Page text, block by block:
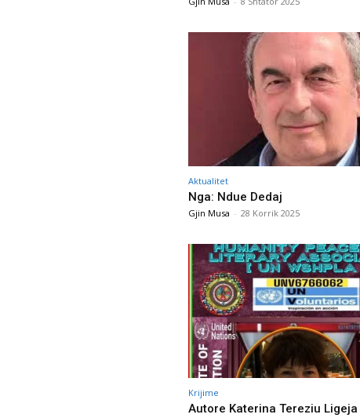
Aktualitet
Nga: Ndue Dedaj
Gjin Musa - 28 Korrik 2025
Krijime
Autore Katerina Tereziu Ligeja